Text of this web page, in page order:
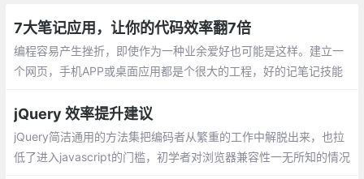
7大笔记应用，让你的代码效率翻7倍
编程容易产生挫折，即使作为一种业余爱好也可能是这样。建立一
个网页，手机APP或桌面应用都是个很大的工程，好的记笔记技能
法。
jQuery 效率提升建议
jQuery简洁通用的方法集把编码者从繁重的工作中解脱出来，也拉
低了进入javascript的门槛，初学者对浏览器兼容性一无所知的情况